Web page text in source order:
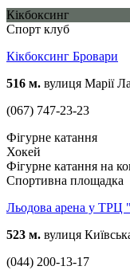
Кікбоксинг
Спорт клуб
Кікбоксинг Бровари
516 м. вулиця Марії
(067) 747-23-23
Фігурне катання
Хокей
Фігурне катання на
Спортивна площадка
Льодова арена у ТРЦ
523 м. вулиця
(044) 200-13-17